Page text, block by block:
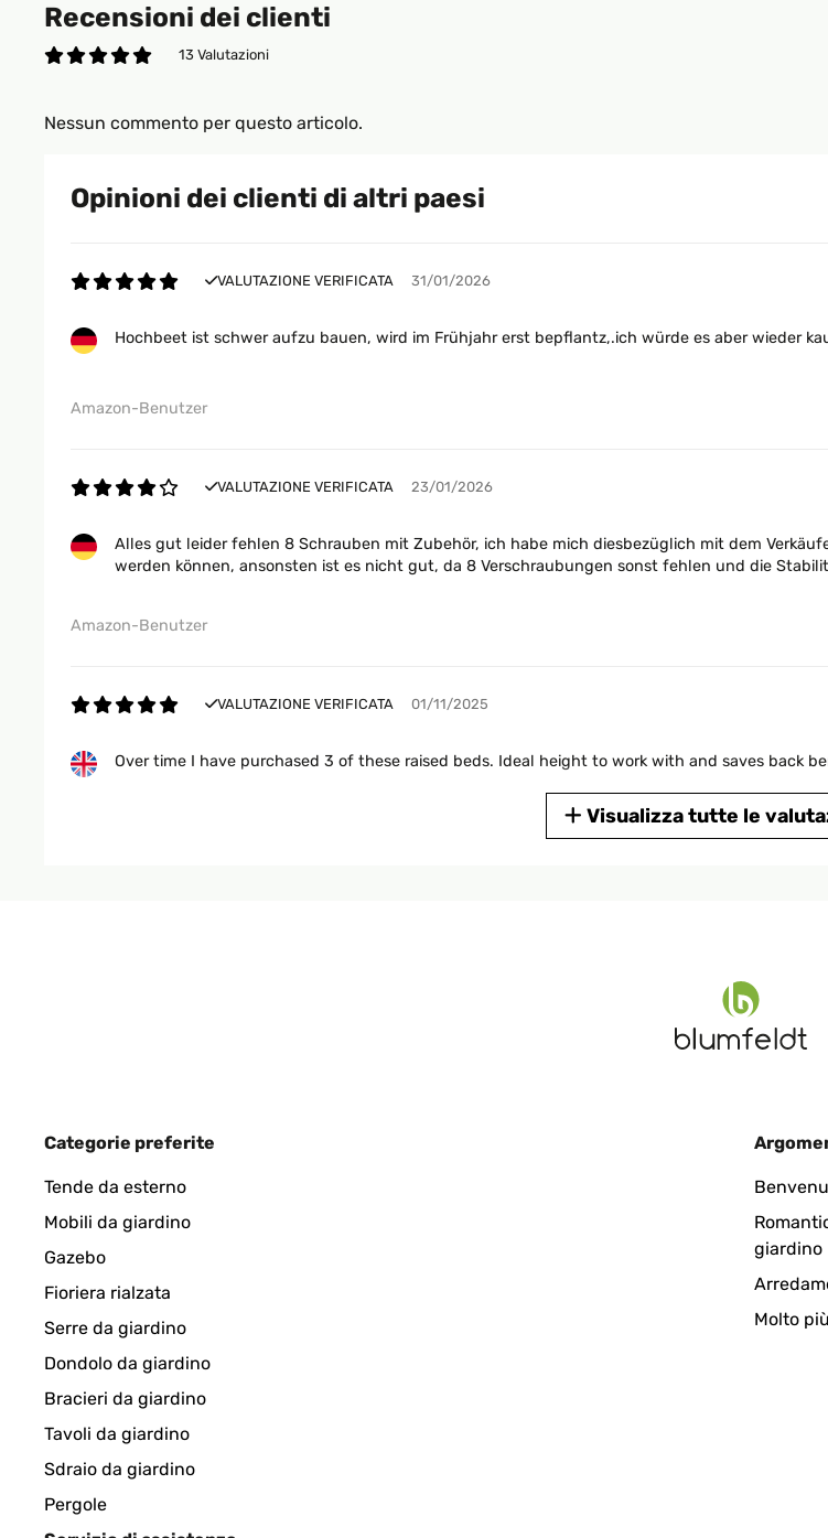
Recensioni dei clienti
13 Valutazioni
Nessun commento per questo articolo.
Opinioni dei clienti di altri paesi
VALUTAZIONE VERIFICATA 31/01/2026
Hochbeet ist schwer aufzu bauen, wird im Frühjahr erst bepflantz,.ich würde es aber wieder
Amazon-Benutzer
VALUTAZIONE VERIFICATA 23/01/2026
Alles gut leider fehlen 8 Schrauben mit Zubehör, ich habe mich diesbezüglich mit dem
werden können, ansonsten ist es nicht gut, da 8 Verschraubungen sonst fehlen und die
Amazon-Benutzer
VALUTAZIONE VERIFICATA 01/11/2025
Over time I have purchased 3 of these raised beds. Ideal height to work with and saves back
Das Hochbeet ist top. Betreffend der zusammensetzung kann ich nur sagen dass es viele
empfehlen. Der einzige negative Punkt, einige Teile hatten Schrammen. Da es aber ein
Amazon-Benutzer
Visualizza tutte le
Categorie preferite
Tende da esterno
Mobili da giardino
Gazebo
Fioriera rialzata
Serre da giardino
Dondolo da giardino
Bracieri da giardino
Tavoli da giardino
Sdraio da giardino
Pergole
giardino
Molto